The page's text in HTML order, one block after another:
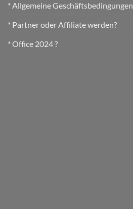
* Allgemeine Geschäftsbedingungen
* Partner oder Affiliate werden?
* Office 2024 ?